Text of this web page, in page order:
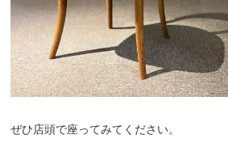
ぜひ店頭で座ってみてください。